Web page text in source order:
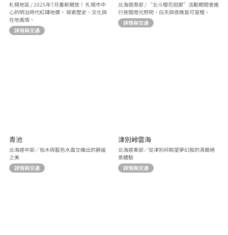
札幌地區 / 2025年7月重新開放！ 札幌市中
心的明治時代紅磚地標。 探索歷史、文化與
在地風情。
詳情與交通
北海道南部 / “北斗櫻花迴廊”活動期間會進
行夜間燈光照明，白天與夜晚皆可賞櫻。
詳情與交通
青池
北海道中部／枯木與藍色水面交織出的靜謐
之美
詳情與交通
津別峠雲海
北海道東部／從津別峠眺望夢幻般的清晨絕
景體驗
詳情與交通